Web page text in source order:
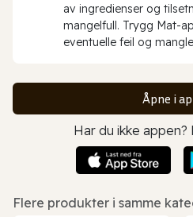
av ingredienser og
mangelfull. Trygg Mat-
eventuelle feil og
Åpne i
Har du ikke appen?
Flere produkter i samme